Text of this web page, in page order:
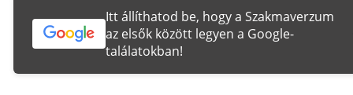
Itt állíthatod be, hogy a Szakmaverzum
az elsők között legyen a Google-
találatokban!